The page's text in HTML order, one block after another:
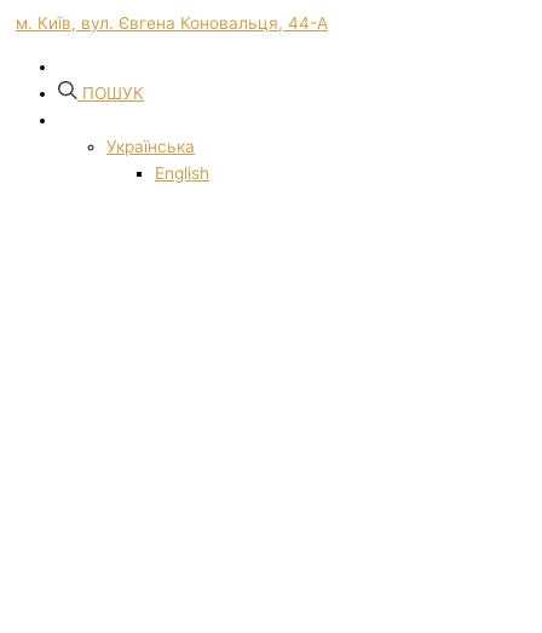
м. Київ, вул. Євгена Коновальця, 44-А
ПОШУК
Українська
English